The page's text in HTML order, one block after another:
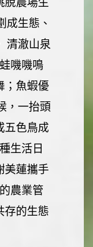
成生態、
清澈山泉
嘰嘰鳴
；魚蝦優
，一抬頭
五色鳥成
生活日
美蓮攜手
農業管
存的生態